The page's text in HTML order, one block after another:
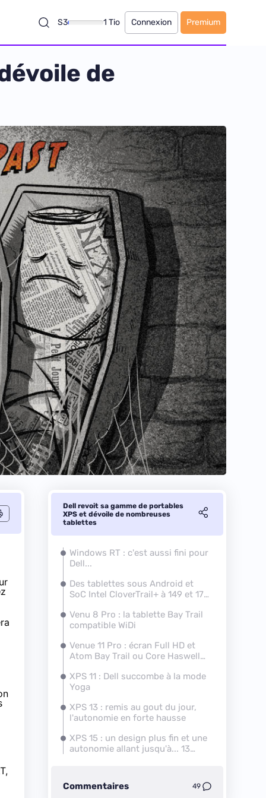
S3 1 Tio Connexion Premium
de
Dell revoit sa gamme de portables
XPS et dévoile de nombreuses
tablettes
Windows RT : c'est aussi fini pour
Dell...
Des tablettes sous Android et
SoC Intel CloverTrail+ à 149 et 179
Venu 8 Pro : la tablette Bay Trail
compatible WiDi
Venue 11 Pro : écran Full HD et
Atom Bay Trail ou Core Haswell
XPS 11 : Dell succombe à la mode
Yoga
XPS 13 : remis au gout du jour,
l'autonomie en forte hausse
XPS 15 : un design plus fin et une
autonomie allant jusqu'à... 13
Commentaires 49